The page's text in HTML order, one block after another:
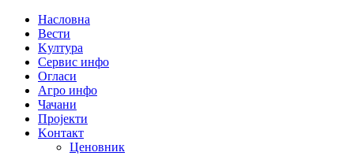
Насловна
Вести
Kултура
Сервис инфо
Огласи
Агро инфо
Чачани
Пројекти
Kонтакт
Ценовник